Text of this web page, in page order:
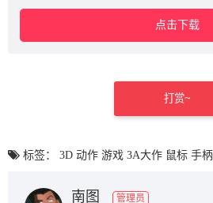
点击下载
打赏~
标签： 3D 动作 游戏 3A大作 鼠标 手柄
南图 管理员